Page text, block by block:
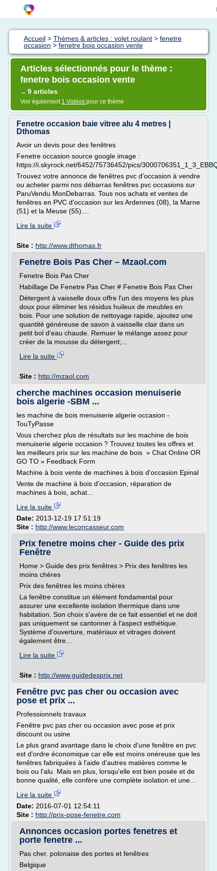
Accueil > Thèmes & articles : volet roulant > fenetre
occasion > fenetre bois occasion vente
Articles sélectionnés pour le thème :
fenetre bois occasion vente
→ 9 articles
Voir également 1 Vidéos pour ce thème
Fenetre occasion baie vitree alu 4 metres |
Dthomas
Avoir un devis pour des fenêtres
Fenetre occasion source google image :
https://i.skyrock.net/6452/75736452/pics/
Trouvez votre annonce de fenêtres pvc d'occasion à vendre
ou acheter parmi nos débarras fenêtres pvc occasions sur
ParuVendu MonDebarras. Tous nos achats et ventes de
fenêtres en PVC d'occasion sur les Ardennes (08), la Marne
(51) et la Meuse (55)....
Lire la suite
Site : http://www.dthomas.fr
Fenetre Bois Pas Cher – Mzaol.com
Fenetre Bois Pas Cher
Habillage De Fenetre Pas Cher # Fenetre Bois Pas Cher
Détergent à vaisselle doux offre l'un des moyens les plus
doux pour éliminer les résidus huileux de meubles en
bois. Pour une solution de nettoyage rapide, ajoutez une
quantité généreuse de savon à vaisselle clair dans un
petit bol d'eau chaude. Remuer le mélange assez pour
créer de la mousse du détergent;...
Lire la suite
Site : http://mzaol.com
cherche machines occasion menuiserie
bois algerie -SBM ...
les machine de bois menuiserie algerie occasion -
TouTyPasse
Vous cherchez plus de résultats sur les machine de bois
menuiserie algerie occasion ? Trouvez toutes les offres et
les meilleurs prix sur les machine de bois » Chat Online OR
GO TO » Feedback Form
Machine à bois vente de machines à bois d'occasion Epinal
Vente de machine à bois d'occasion, réparation de
machines à bois, achat...
Lire la suite
Date: 2013-12-19 17:51:19
Site : http://www.leconcasseur.com
Prix fenetre moins cher - Guide des prix
Fenêtre
Home > Guide des prix fenêtres > Prix des fenêtres les
moins chères
Prix des fenêtres les moins chères
La fenêtre constitue un élément fondamental pour
assurer une excellente isolation thermique dans une
habitation. Son choix s'avère de ce fait essentiel et ne doit
pas uniquement se cantonner à l'aspect esthétique.
Système d'ouverture, matériaux et vitrages doivent
également être...
Lire la suite
Site : http://www.guidedesprix.net
Fenêtre pvc pas cher ou occasion avec
pose et prix ...
Professionnels travaux
Fenêtre pvc pas cher ou occasion avec pose et prix
discount ou usine
Le plus grand avantage dans le choix d'une fenêtre en pvc
est d'ordre économique car elle est moins onéreuse que les
fenêtres fabriquées à l'aide d'autres matières comme le
bois ou l'alu. Mais en plus, lorsqu'elle est bien posée et de
bonne qualité, elle confère une complète isolation et une...
Lire la suite
Date: 2016-07-01 12:54:11
Site : http://prix-pose-fenetre.com
Annonces occasion portes fenetres et
porte fenetre ...
Pas cher. polonaise des portes et fenêtres
Belgique